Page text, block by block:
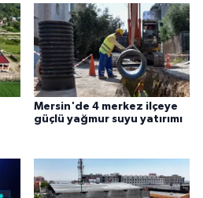
Mersin'de 4 merkez ilçeye
güçlü yağmur suyu yatırımı